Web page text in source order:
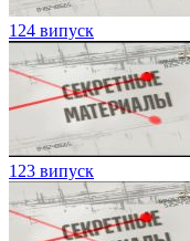
124 випуск
123 випуск